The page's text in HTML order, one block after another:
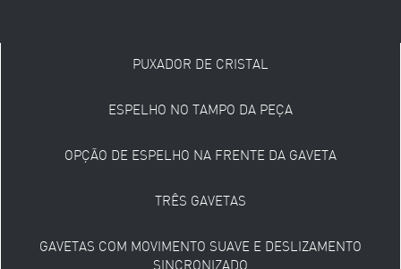
PUXADOR DE CRISTAL
ESPELHO NO TAMPO DA PEÇA
OPÇÃO DE ESPELHO NA FRENTE DA GAVETA
TRÊS GAVETAS
GAVETAS COM MOVIMENTO SUAVE E DESLIZAMENTO